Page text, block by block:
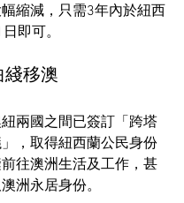
縮減，只需3年內於紐西
即可。
綫移澳
兩國之間已簽訂「跨塔
，取得紐西蘭公民身份
往澳洲生活及工作，甚
洲永居身份。